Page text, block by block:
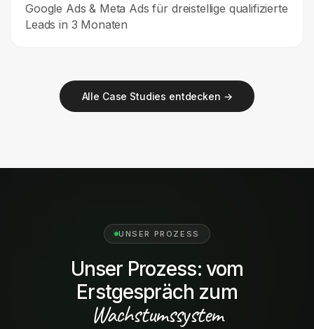
Google Ads & Meta Ads für dreistellige qualifizierte
Leads in 3 Monaten
Alle Case Studies entdecken →
Unser Prozess: vom
Erstgespräch zum
Wachstumssystem
UNSER PROZESS